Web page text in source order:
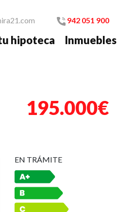
942 051 900
hipoteca Inmuebles
195.000€
EN TRÁMITE